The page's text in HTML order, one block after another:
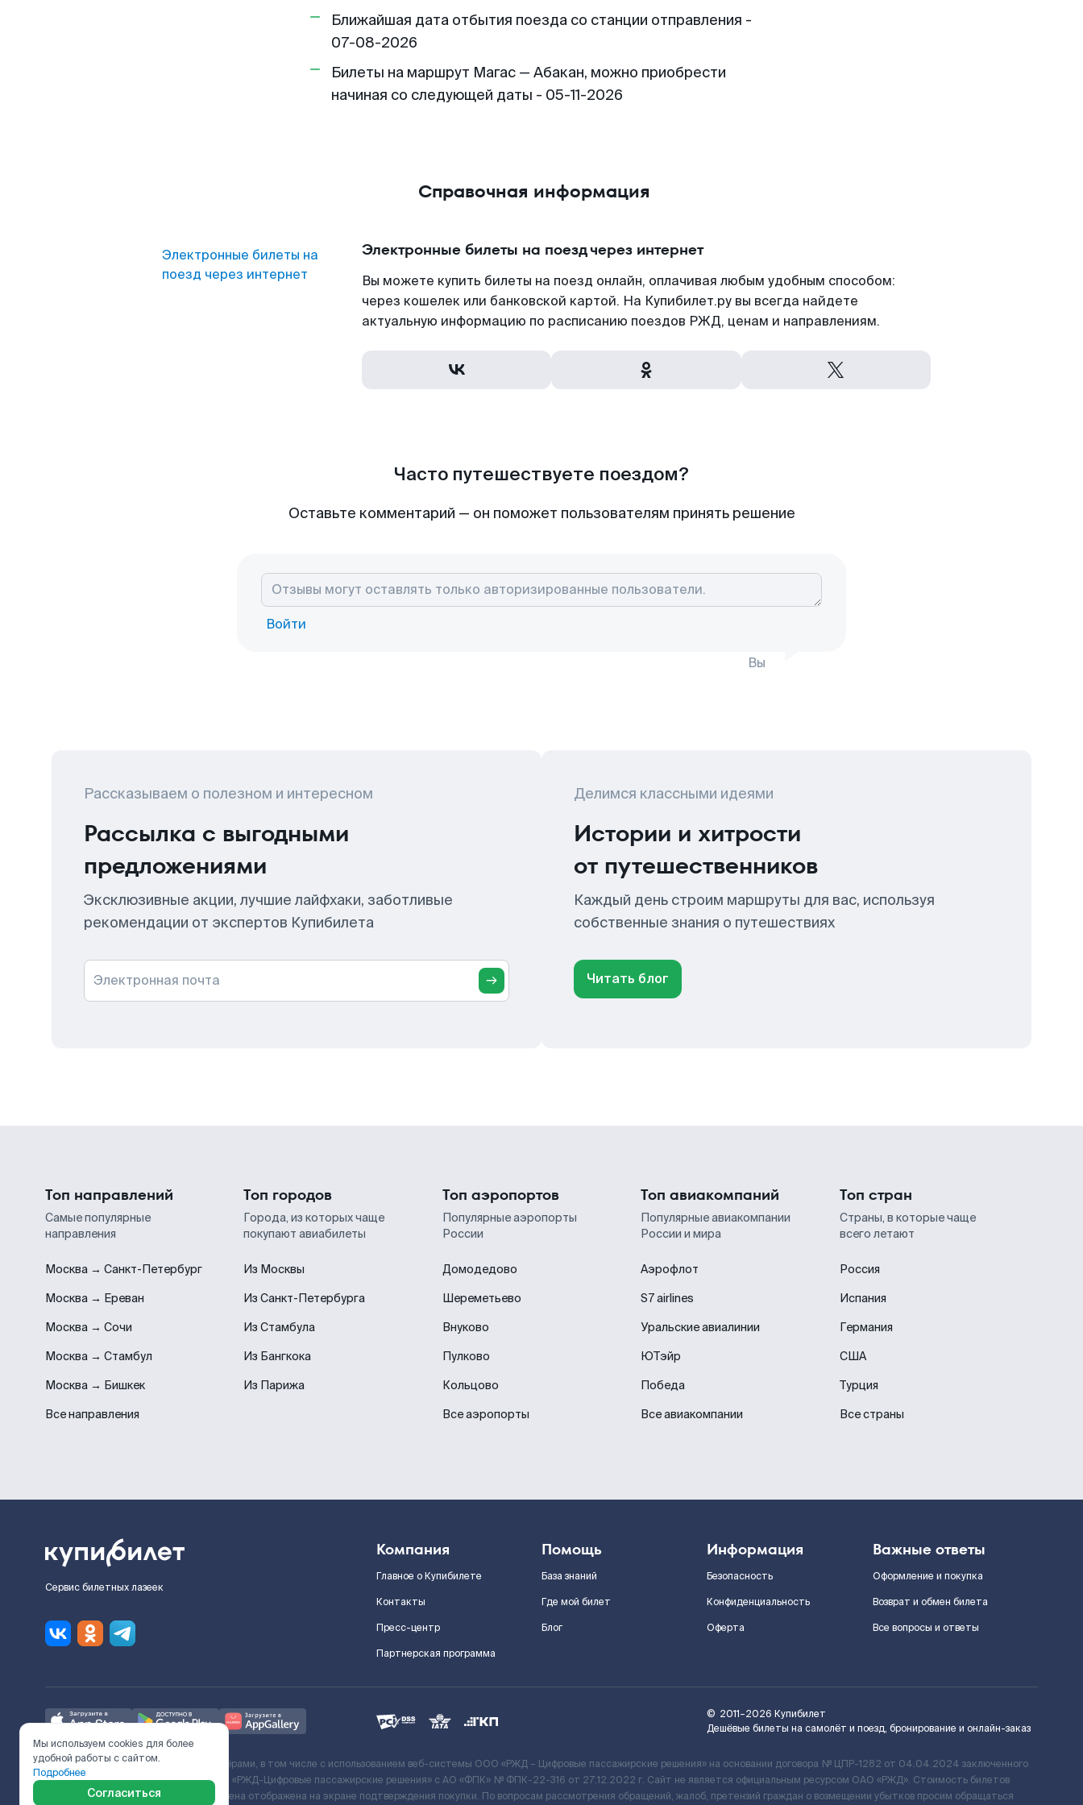
Ближайшая дата отбытия поезда со станции отправления -
07-08-2026
Билеты на маршрут Магас — Абакан, можно приобрести
начиная со следующей даты - 05-11-2026
Справочная информация
Электронные билеты на
поезд через интернет
Электронные билеты на поезд через интернет
Вы можете купить билеты на поезд онлайн, оплачивая любым удобным способом:
через кошелек или банковской картой. На Купибилет.ру вы всегда найдете
актуальную информацию по расписанию поездов РЖД, ценам и направлениям.
Часто путешествуете поездом?
Оставьте комментарий — он поможет пользователям принять решение
Войти
Вы
Рассказываем о полезном и интересном
Рассылка с выгодными
предложениями
Эксклюзивные акции, лучшие лайфхаки, заботливые
рекомендации от экспертов Купибилета
Электронная почта
Делимся классными идеями
Истории и хитрости
от путешественников
Каждый день строим маршруты для вас, используя
собственные знания о путешествиях
Читать блог
Топ направлений
Самые популярные
направления
Москва → Санкт-Петербург
Москва → Ереван
Москва → Сочи
Москва → Стамбул
Москва → Бишкек
Все направления
Топ городов
Города, из которых чаще
покупают авиабилеты
Из Москвы
Из Санкт-Петербурга
Из Стамбула
Из Бангкока
Из Парижа
Топ аэропортов
Популярные аэропорты
России
Домодедово
Шереметьево
Внуково
Пулково
Кольцово
Все аэропорты
Топ авиакомпаний
Популярные авиакомпании
России и мира
Аэрофлот
S7 airlines
Уральские авиалинии
ЮТэйр
Победа
Все авиакомпании
Топ стран
Страны, в которые чаще
всего летают
Россия
Испания
Германия
США
Турция
Все страны
Сервис билетных лазеек
Компания
Главное о Купибилете
Контакты
Пресс-центр
Партнерская программа
Помощь
База знаний
Где мой билет
Блог
Информация
Безопасность
Конфиденциальность
Оферта
Важные ответы
Оформление и покупка
Возврат и обмен билета
Все вопросы и ответы
© 2011–2026 Купибилет
Дешёвые билеты на самолёт и поезд, бронирование и онлайн-заказ
Ж/Д билеты предоставляются партнёрами, в том числе с использованием веб-системы ООО «РЖД – Цифровые пассажирские решения» на основании договора № ЦПР-1282 от 04.04.2024 заключенного
с Поставщиком услуг и Договора ООО «РЖД-Цифровые пассажирские решения» c АО «ФПК» № ФПК-22-316 от 27.12.2022 г. Сайт не является официальным ресурсом ОАО «РЖД». Стоимость билетов
включает сервисный сбор. Итоговая цена отображена на экране подтверждения покупки. По вопросам рассмотрения обращений, жалоб, претензий граждан о возмещении убытков просим обращаться
Мы используем cookies для более
удобной работы с сайтом.
Подробнее
Согласиться